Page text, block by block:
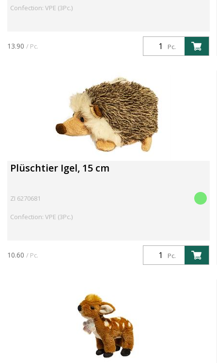
Confection: VPE (3Pc.)
Pc.
13.90 / Pc.
Plüschtier Igel, 15 cm
ZI 6270681
Confection: VPE (3Pc.)
Pc.
10.60 / Pc.